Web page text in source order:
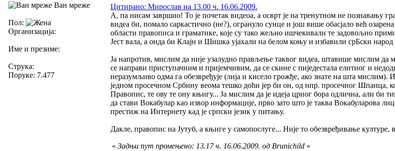
Ван мреже
Пол:
Организација:
Име и презиме:
Струка:
Поруке: 7.477
Цитирано: Мирослав на 13.00 ч. 16.06.2009.
А, па нисам завршио! То је почетак видеоа, а осврт је на тренутном не познавању
видеа би, помало саркастично (не?), огрануло сунце и још више обасјало већ
области правописа и граматике, које су тако жељно ишчекивали те задовољно
Јест вала, а онда би Клајн и Шишка ујахали на белом коњу и избавили срБски народ
Ја напротив, мислим да није узалудно прављење таквог видеа, штавише мислим да
се направи приступачним и пријемчивим, да се скине с пиједестала елитног и
неразумљиво одма га обезвређује (лија и кисело грожђе, ако знате на шта мислим).
једном просечном Србину веома тешко доћи јер би он, од нпр. просечног Шпанца,
Правопис, те ову те ону књигу... Ја мислим да је идеја црног бора одлична, али би
да стави Вокабулар као извор информације, прво зато што је таква Вокабуларова
престиж на Интернету кад је српски језик у питању.
Дакле, правопис на Јутуб, а књиге у самопослуге... Није то обезвређивање
« Задњи пут промењено: 13.17 ч. 16.06.2009. од Brunichild »